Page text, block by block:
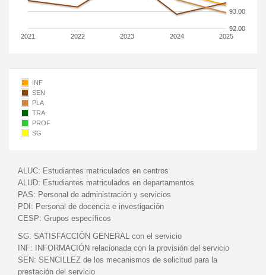
2021 2022 2023 2024 2025
92.00
93.00
INF
SEN
PLA
TRA
PROF
SG
ALUC: Estudiantes matriculados en centros
ALUD: Estudiantes matriculados en departamentos
PAS: Personal de administración y servicios
PDI: Personal de docencia e investigación
CESP: Grupos específicos
SG: SATISFACCIÓN GENERAL con el servicio
INF:
INFORMACIÓN relacionada con la provisión del servicio
SEN: SENCILLEZ de los mecanismos de solicitud para la
prestación del servicio